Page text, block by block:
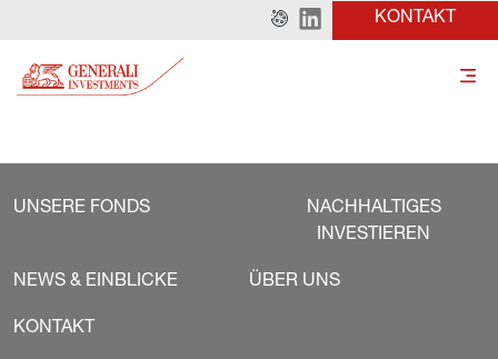
KONTAKT
UNSERE FONDS
NACHHALTIGES
INVESTIEREN
NEWS & EINBLICKE ÜBER UNS
KONTAKT